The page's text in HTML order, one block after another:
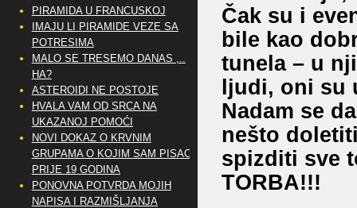
Čak su i
bile kao
tunela – u
ljudi, oni su
Nadam se
nešto
spizditi sve
TORBA!!!
PIRAMIDA U FRANCUSKOJ
IMAJU LI PIRAMIDE VEZE SA
POTRESIMA
MALO SE TRESEMO DANAS ,..
HA?
ASTEROIDI NE POSTOJE
HVALA VAM OD SRCA NA
UKAZANOJ POMOĆI
NOVI DOKAZ O KRVNIM
GRUPAMA O KOJIM SAM PISAO
PRIJE 19 GODINA
PONOVNA POTVRDA MOJIH
NAPISA I RAZMIŠLJANJA